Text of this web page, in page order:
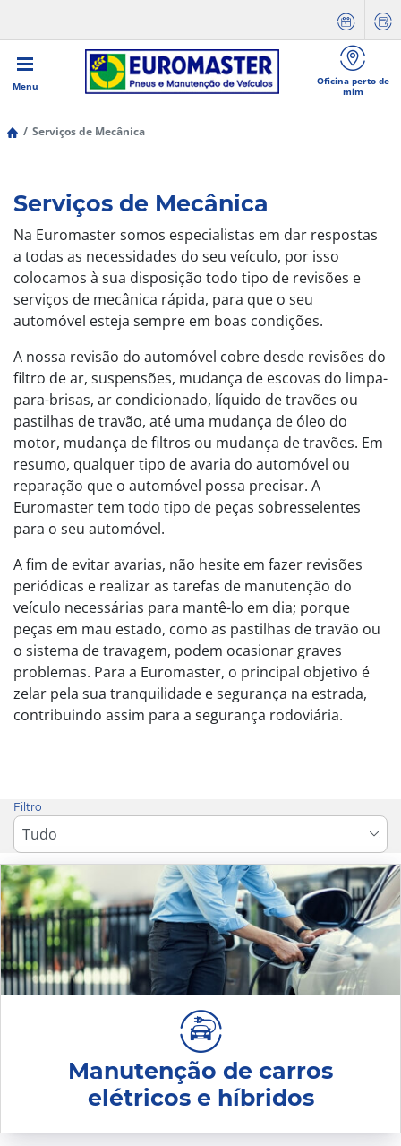
Menu
Oficina perto de
mim
Serviços de Mecânica
Serviços de Mecânica
Na Euromaster somos especialistas em dar respostas
a todas as necessidades do seu veículo, por isso
colocamos à sua disposição todo tipo de revisões e
serviços de mecânica rápida, para que o seu
automóvel esteja sempre em boas condições.
A nossa revisão do automóvel cobre desde revisões do
filtro de ar, suspensões, mudança de escovas do limpa-
para-brisas, ar condicionado, líquido de travões ou
pastilhas de travão, até uma mudança de óleo do
motor, mudança de filtros ou mudança de travões. Em
resumo, qualquer tipo de avaria do automóvel ou
reparação que o automóvel possa precisar. A
Euromaster tem todo tipo de peças sobresselentes
para o seu automóvel.
A fim de evitar avarias, não hesite em fazer revisões
periódicas e realizar as tarefas de manutenção do
veículo necessárias para mantê-lo em dia; porque
peças em mau estado, como as pastilhas de travão ou
o sistema de travagem, podem ocasionar graves
problemas. Para a Euromaster, o principal objetivo é
zelar pela sua tranquilidade e segurança na estrada,
contribuindo assim para a segurança rodoviária.
Filtro
Manutenção de carros
elétricos e híbridos